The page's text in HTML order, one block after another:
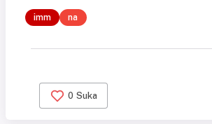
imm na
0 Suka